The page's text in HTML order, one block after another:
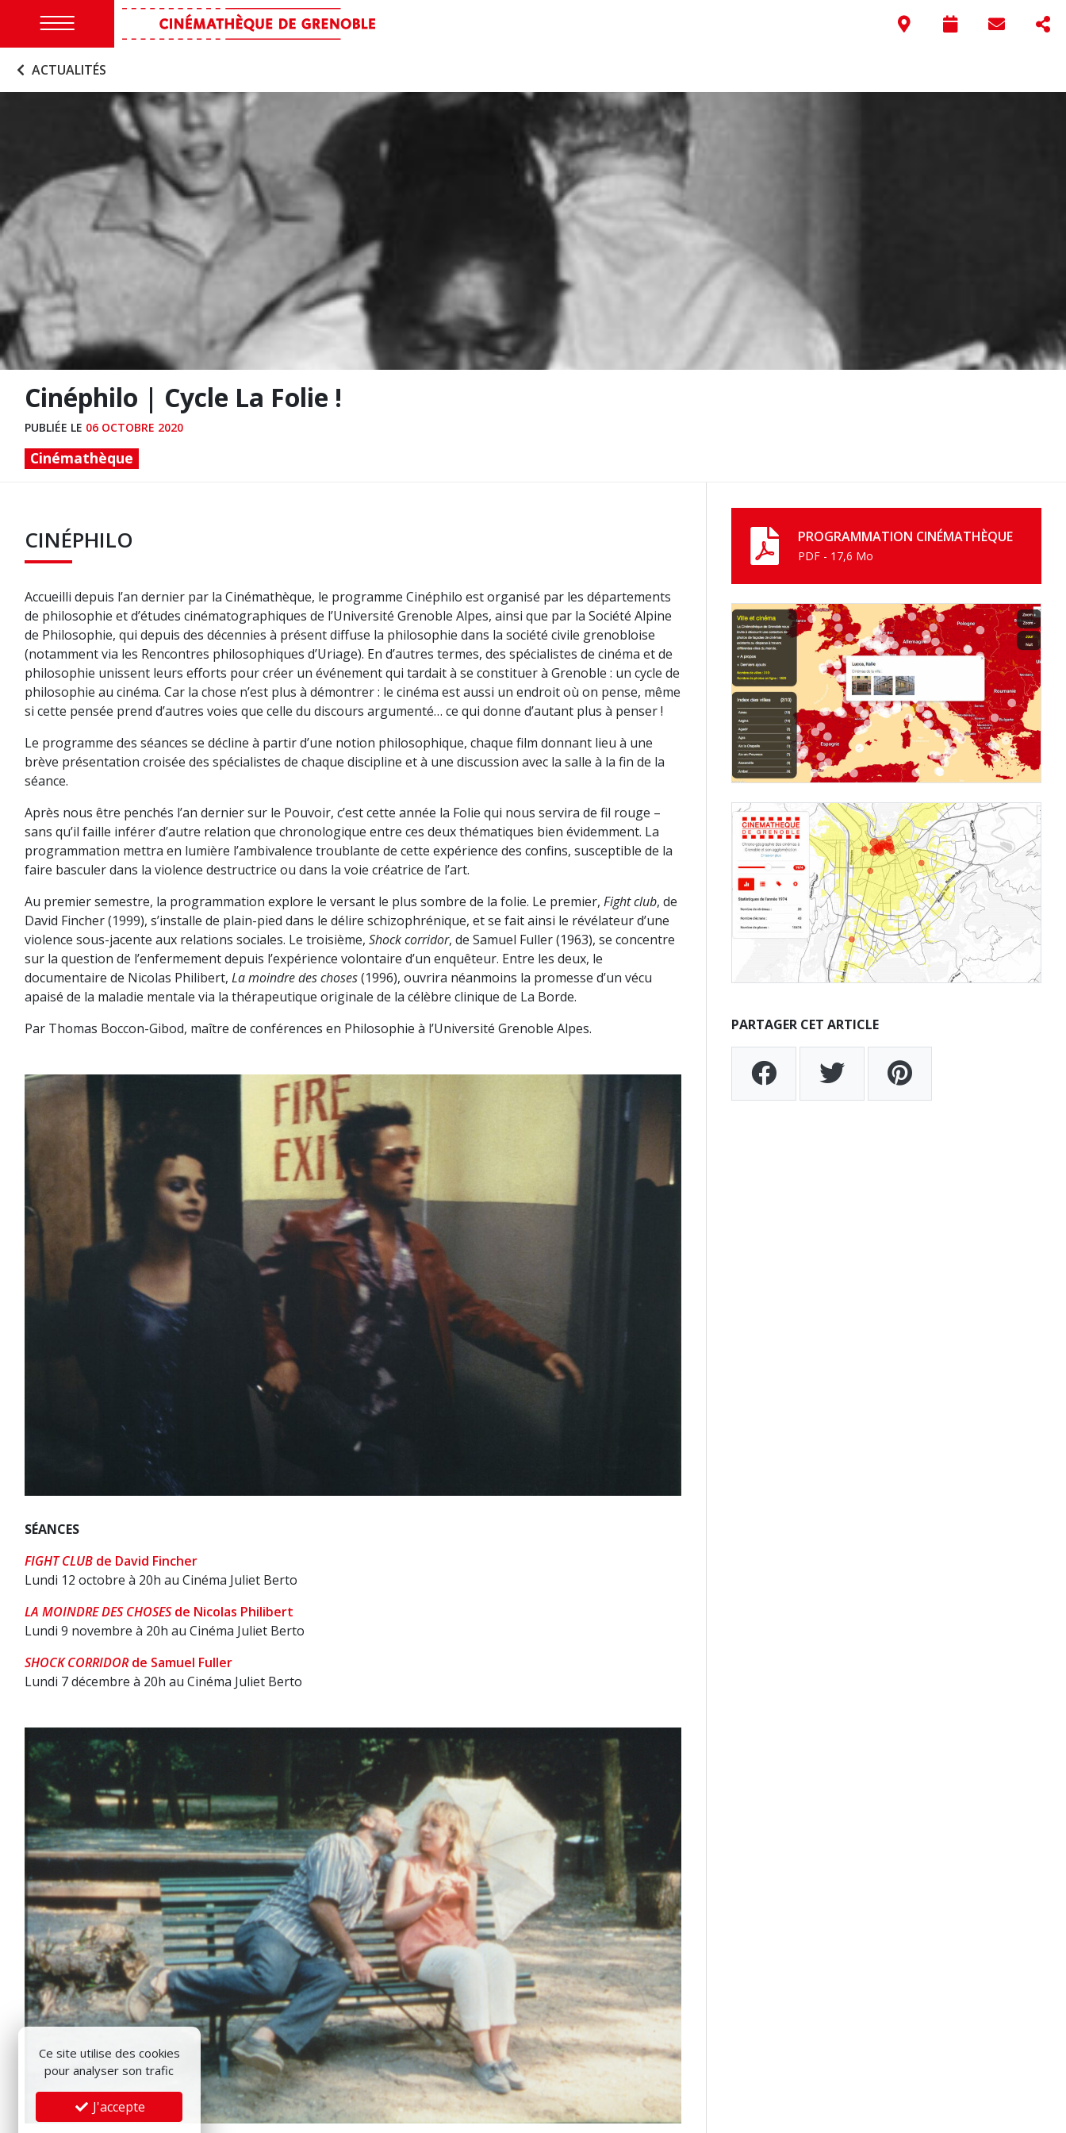
ACTUALITÉS
Cinéphilo | Cycle La Folie !
PUBLIÉE LE 06 OCTOBRE 2020
Cinémathèque
CINÉPHILO
Accueilli depuis l’an dernier par la Cinémathèque, le programme Cinéphilo est organisé par les départements
de philosophie et d’études cinématographiques de l’Université Grenoble Alpes, ainsi que par la Société Alpine
de Philosophie, qui depuis des décennies à présent diffuse la philosophie dans la société civile grenobloise
(notamment via les Rencontres philosophiques d’Uriage). En d’autres termes, des spécialistes de cinéma et de
philosophie unissent leurs efforts pour créer un événement qui tardait à se constituer à Grenoble : un cycle de
philosophie au cinéma. Car la chose n’est plus à démontrer : le cinéma est aussi un endroit où on pense, même
si cette pensée prend d’autres voies que celle du discours argumenté… ce qui donne d’autant plus à penser !
Le programme des séances se décline à partir d’une notion philosophique, chaque film donnant lieu à une
brève présentation croisée des spécialistes de chaque discipline et à une discussion avec la salle à la fin de la
séance.
Après nous être penchés l’an dernier sur le Pouvoir, c’est cette année la Folie qui nous servira de fil rouge –
sans qu’il faille inférer d’autre relation que chronologique entre ces deux thématiques bien évidemment. La
programmation mettra en lumière l’ambivalence troublante de cette expérience des confins, susceptible de la
faire basculer dans la violence destructrice ou dans la voie créatrice de l’art.
Au premier semestre, la programmation explore le versant le plus sombre de la folie. Le premier, Fight club, de
David Fincher (1999), s’installe de plain-pied dans le délire schizophrénique, et se fait ainsi le révélateur d’une
violence sous-jacente aux relations sociales. Le troisième, Shock corridor, de Samuel Fuller (1963), se concentre
sur la question de l’enfermement depuis l’expérience volontaire d’un enquêteur. Entre les deux, le
documentaire de Nicolas Philibert, La moindre des choses(1996), ouvrira néanmoins la promesse d’un vécu
apaisé de la maladie mentale via la thérapeutique originale de la célèbre clinique de La Borde.
Par Thomas Boccon-Gibod, maître de conférences en Philosophie à l’Université Grenoble Alpes.
SÉANCES
FIGHT CLUB de David Fincher
Lundi 12 octobre à 20h au Cinéma Juliet Berto
LA MOINDRE DES CHOSESde Nicolas Philibert
Lundi 9 novembre à 20h au Cinéma Juliet Berto
SHOCK CORRIDORde Samuel Fuller
Lundi 7 décembre à 20h au Cinéma Juliet Berto
PROGRAMMATION CINÉMATHÈQUE
PDF - 17,6 Mo
PARTAGER CET ARTICLE
Ce site utilise des cookies
pour analyser son trafic
J'accepte